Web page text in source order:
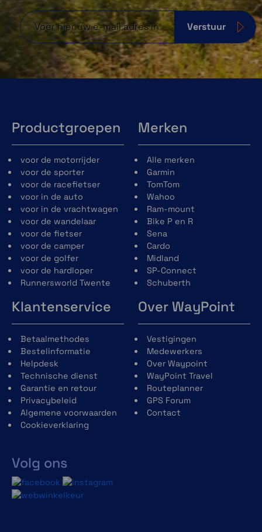
Verstuur
Productgroepen
voor de motorrijder
voor de sporter
voor de racefietser
voor in de auto
voor in de vrachtwagen
voor de wandelaar
voor de fietser
voor de camper
voor de golfer
voor de hardloper
Runnersworld Twente
Merken
Alle merken
Garmin
TomTom
Wahoo
Ram-mount
Bike P en R
Sena
Cardo
Midland
SP-Connect
Schuberth
Klantenservice
Betaalmethodes
Bestelinformatie
Helpdesk
Technische dienst
Garantie en retour
Privacybeleid
Algemene voorwaarden
Cookieverklaring
Volg ons
Over WayPoint
Vestigingen
Medewerkers
Over Waypoint
WayPoint Travel
Routeplanner
GPS Forum
Contact